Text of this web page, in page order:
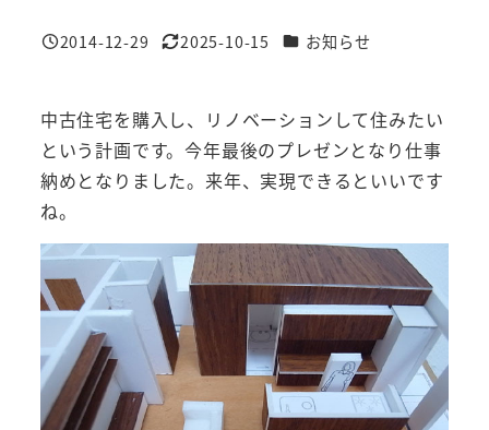
投稿日
2014-12-29
更新日
2025-10-15 カテゴリー
お知らせ
中古住宅を購入し、リノベーションして住みたい
という計画です。今年最後のプレゼンとなり仕事
納めとなりました。来年、実現できるといいです
ね。